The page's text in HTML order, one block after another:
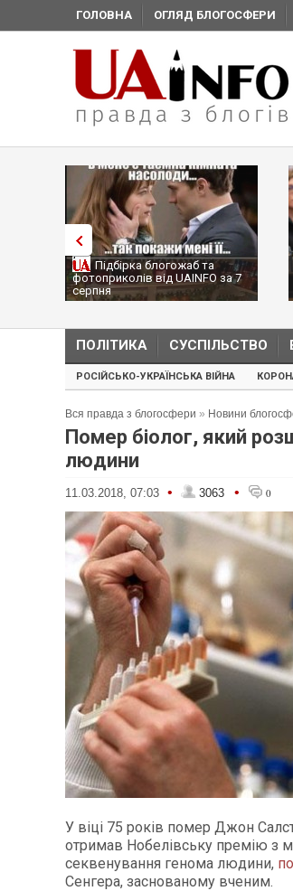
ГОЛОВНА ОГЛЯД БЛОГОСФЕРИ
Підбірка блогожаб та
фотоприколів від UAINFO за 7
серпня
ПОЛІТИКА СУСПІЛЬСТВО
РОСІЙСЬКО-УКРАЇНСЬКА ВІЙНА
Вся правда з блогосфери » Новини
Помер біолог, який
людини
11.03.2018, 07:03 • 3063 • 0
У віці 75 років помер Джон
отримав Нобелівську премію з
секвенування генома людини,
Сенгера, заснованому вченим.